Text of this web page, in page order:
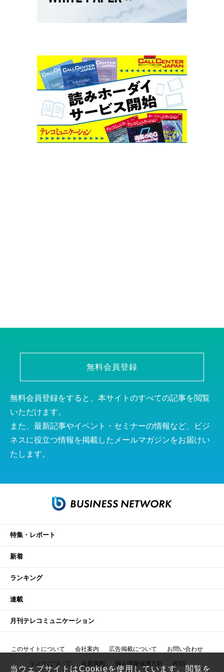
無料会員登録
無料会員登録をすると、本サイトのすべての記事を閲覧
いただけます。
また、最新記事やイベント・セミナーの情報など、ビジ
ネスに役立つ情報を掲載したメールマガジンをお届けい
たします。
特集・レポート
新着
ランキング
連載
月刊テレコミュニケーション
このサイトについて 会社案内 広告掲載について お問い合わせ
リンクについて 会員規約 個人情報保護方針 RSS
当ウェブサイトはCookieを使用しています。閲覧を